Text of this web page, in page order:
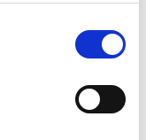
más, sino de